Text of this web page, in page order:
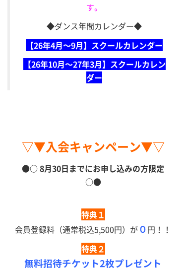
す。
◆ダンス年間カレンダー◆
【26年4月～9月】スクールカレンダー
【26年10月～27年3月】スクールカレン
ダー
▽▼入会キャンペーン▼▽
●○ 8月30日までにお申し込みの方限定
○●
特典１
会員登録料（通常税込5,500円）が０円！！
特典２
無料招待チケット2枚プレゼント